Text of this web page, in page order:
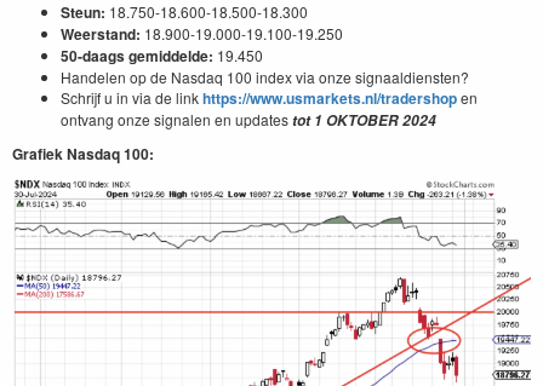
Steun: 18.750-18.600-18.500-18.300
Weerstand: 18.900-19.000-19.100-19.250
50-daags gemiddelde: 19.450
Handelen op de Nasdaq 100 index via onze signaaldiensten?
Schrijf u in via de linkhttps://www.usmarkets.nl/tradershopen
ontvang onze signalen en updatestot1 OKTOBER2024
Grafiek Nasdaq 100: